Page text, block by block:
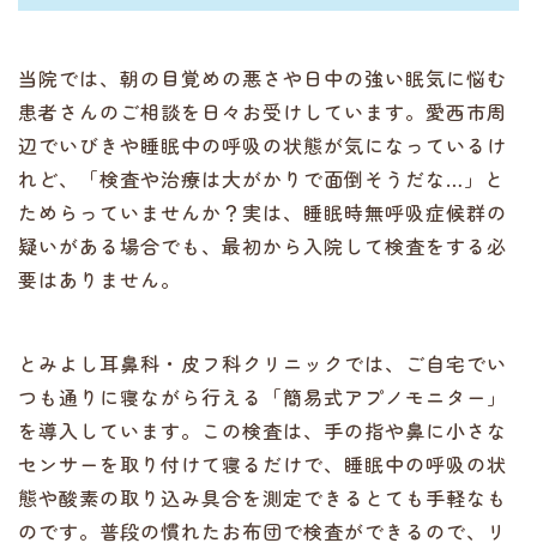
当院では、朝の目覚めの悪さや日中の強い眠気に悩む
患者さんのご相談を日々お受けしています。愛西市周
辺でいびきや睡眠中の呼吸の状態が気になっているけ
れど、「検査や治療は大がかりで面倒そうだな…」と
ためらっていませんか？実は、睡眠時無呼吸症候群の
疑いがある場合でも、最初から入院して検査をする必
要はありません。
とみよし耳鼻科・皮フ科クリニックでは、ご自宅でい
つも通りに寝ながら行える「簡易式アプノモニター」
を導入しています。この検査は、手の指や鼻に小さな
センサーを取り付けて寝るだけで、睡眠中の呼吸の状
態や酸素の取り込み具合を測定できるとても手軽なも
のです。普段の慣れたお布団で検査ができるので、リ